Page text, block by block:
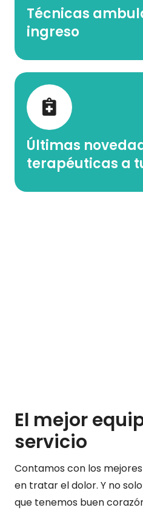
Técnicas
ingreso
Últimas
terapéuticas a
El mejor
servicio
Contamos con los
en tratar el dolor. Y no
que tenemos buen